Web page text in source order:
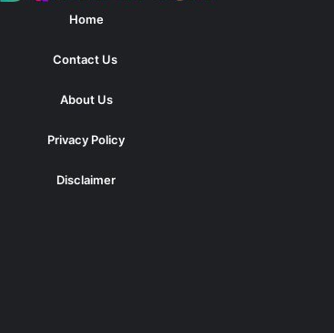
Home
Contact Us
About Us
Privacy Policy
Disclaimer